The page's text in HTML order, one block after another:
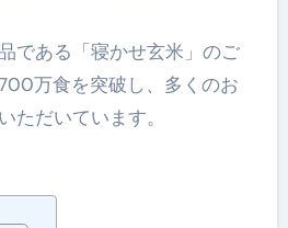
である「寝かせ玄米」のご
万食を突破し、多くのお
ただいています。